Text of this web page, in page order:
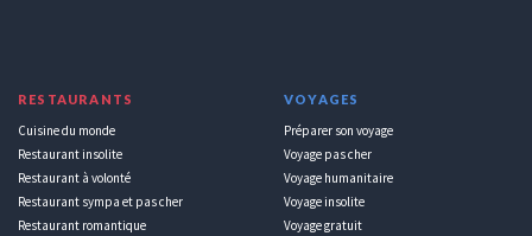
RESTAURANTS
Cuisine du monde
Restaurant insolite
Restaurant à volonté
Restaurant sympa et pas cher
Restaurant romantique
VOYAGES
Préparer son voyage
Voyage pas cher
Voyage humanitaire
Voyage insolite
Voyage gratuit